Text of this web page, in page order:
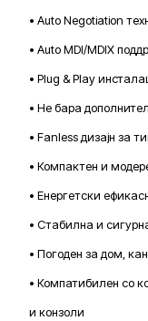
• Auto Negotiation
• Auto MDI/MDIX
• Plug & Play
• Не бара
• Fanless дизајн за
• Компактен и
• Енергетски
• Стабилна и
• Погоден за дом,
• Компатибилен со
и конзоли